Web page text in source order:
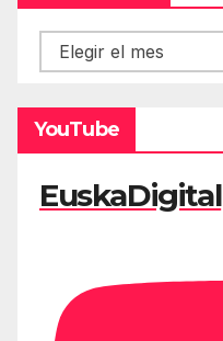
Hemeroteca
YouTube
EuskaDigital